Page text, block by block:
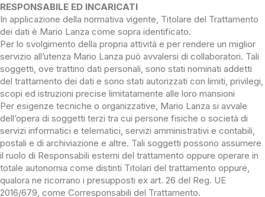
RESPONSABILE ED INCARICATI
In applicazione della normativa vigente, Titolare del Trattamento
dei dati è Mario Lanza come sopra identificato.
Per lo svolgimento della propria attività e per rendere un miglior
servizio all’utenza Mario Lanza può avvalersi di collaboratori. Tali
soggetti, ove trattino dati personali, sono stati nominati addetti
del trattamento dei dati e sono stati autorizzati con limiti, privilegi,
scopi ed istruzioni precise limitatamente alle loro mansioni
Per esigenze tecniche o organizzative, Mario Lanza si avvale
dell’opera di soggetti terzi tra cui persone fisiche o società di
servizi informatici e telematici, servizi amministrativi e contabili,
postali e di archiviazione e altre. Tali soggetti possono assumere
il ruolo di Responsabili esterni del trattamento oppure operare in
totale autonomia come distinti Titolari del trattamento oppure,
qualora ne ricorrano i presupposti ex art. 26 del Reg. UE
2016/679, come Corresponsabili del Trattamento.